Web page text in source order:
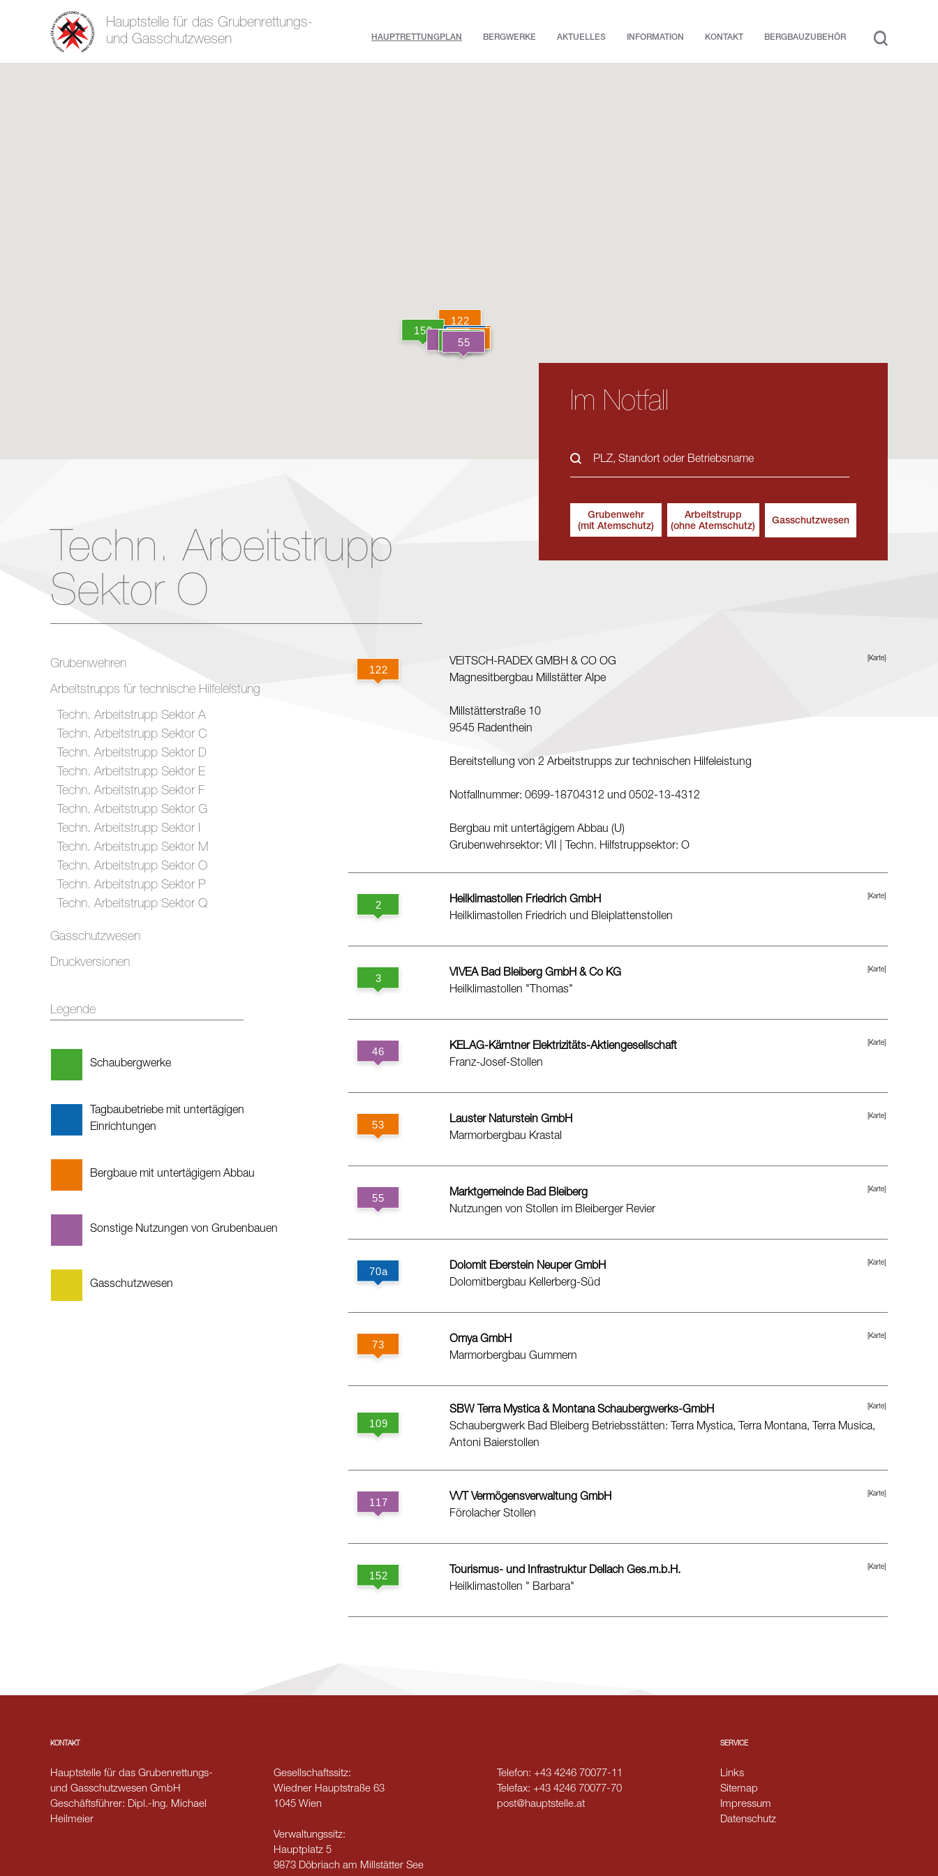
Hauptstelle für das Grubenrettungs-
und Gasschutzwesen
HAUPTRETTUNGPLAN BERGWERKE AKTUELLES INFORMATION KONTAKT BERGBAUZUBEHÖR
Im Notfall
Grubenwehr
(mit Atemschutz)
Arbeitstrupp
(ohne Atemschutz)
Gasschutzwesen
Techn. Arbeitstrupp
Sektor O
Grubenwehren
Arbeitstrupps für technische Hilfeleistung
Techn. Arbeitstrupp Sektor A
Techn. Arbeitstrupp Sektor C
Techn. Arbeitstrupp Sektor D
Techn. Arbeitstrupp Sektor E
Techn. Arbeitstrupp Sektor F
Techn. Arbeitstrupp Sektor G
Techn. Arbeitstrupp Sektor I
Techn. Arbeitstrupp Sektor M
Techn. Arbeitstrupp Sektor O
Techn. Arbeitstrupp Sektor P
Techn. Arbeitstrupp Sektor Q
Gasschutzwesen
Druckversionen
Legende
Schaubergwerke
Tagbaubetriebe mit untertägigen
Einrichtungen
Bergbaue mit untertägigem Abbau
Sonstige Nutzungen von Grubenbauen
Gasschutzwesen
[Karte]
VEITSCH-RADEX GMBH & CO OG
Magnesitbergbau Millstätter Alpe
Millstätterstraße 10
9545 Radenthein
Bereitstellung von 2 Arbeitstrupps zur technischen Hilfeleistung
Notfallnummer: 0699-18704312 und 0502-13-4312
Bergbau mit untertägigem Abbau (U)
Grubenwehrsektor: VII
Techn. Hilfstruppsektor: O
[Karte]
Heilklimastollen Friedrich GmbH
Heilklimastollen Friedrich und Bleiplattenstollen
[Karte]
VIVEA Bad Bleiberg GmbH & Co KG
Heilklimastollen "Thomas"
[Karte]
KELAG-Kärntner Elektrizitäts-Aktiengesellschaft
Franz-Josef-Stollen
[Karte]
Lauster Naturstein GmbH
Marmorbergbau Krastal
[Karte]
Marktgemeinde Bad Bleiberg
Nutzungen von Stollen im Bleiberger Revier
[Karte]
Dolomit Eberstein Neuper GmbH
Dolomitbergbau Kellerberg-Süd
[Karte]
Omya GmbH
Marmorbergbau Gummern
[Karte]
SBW Terra Mystica & Montana Schaubergwerks-GmbH
Schaubergwerk Bad Bleiberg Betriebsstätten: Terra Mystica, Terra Montana, Terra Musica,
Antoni Baierstollen
[Karte]
VVT Vermögensverwaltung GmbH
Förolacher Stollen
[Karte]
Tourismus- und Infrastruktur Dellach Ges.m.b.H.
Heilklimastollen " Barbara"
KONTAKT
Hauptstelle für das Grubenrettungs-
und Gasschutzwesen GmbH
Geschäftsführer: Dipl.-Ing. Michael
Heilmeier
Gesellschaftssitz:
Wiedner Hauptstraße 63
1045 Wien
Verwaltungssitz:
Hauptplatz 5
9873 Döbriach am Millstätter See
Telefon: +43 4246 70077-11
Telefax: +43 4246 70077-70
post@hauptstelle.at
SERVICE
Links
Sitemap
Impressum
Datenschutz